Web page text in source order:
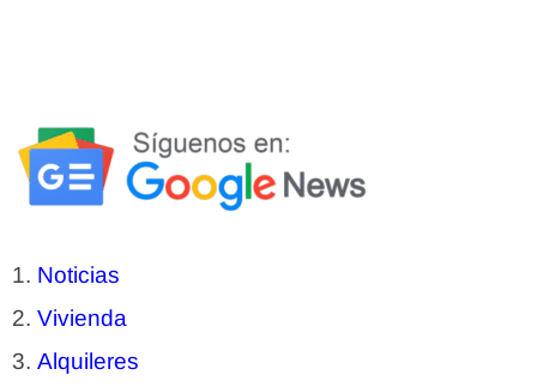
Noticias
Vivienda
Alquileres